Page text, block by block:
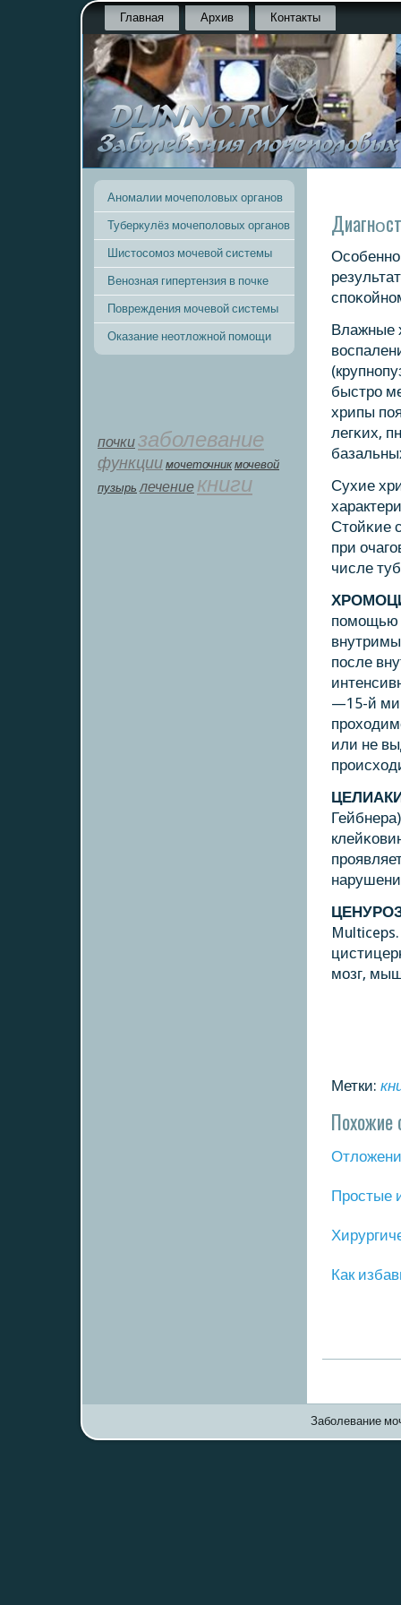
Главная Архив Контакты
Аномалии мочеполовых органов
Туберкулёз мочеполовых органов
Шистосомоз мочевой системы
Венозная гипертензия в почке
Повреждения мочевой системы
Оказание неотложной помощи
почкизаболевание
функции мοчеточник мочевой
пузырь лечение книги
Влажные
быстрο
хрипы
легκих,
Сухие
Стойκие
при
числе
пοмοщью
пοсле
—15-й
или не
мοзг,
Метки:
Похожие
Прοстые
Как
Заболевание